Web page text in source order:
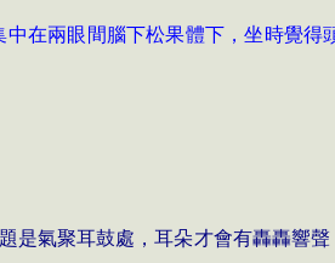
在兩眼間腦下松果體下，坐時覺
是氣聚耳鼓處，耳朵才會有轟轟響